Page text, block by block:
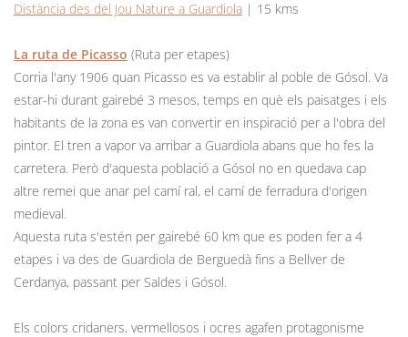
Distància des del Jou Nature a Guardiola | 15 kms
La ruta de Picasso (Ruta per etapes)
Corria l'any 1906 quan Picasso es va establir al poble de Gósol. Va
estar-hi durant gairebé 3 mesos, temps en què els paisatges i els
habitants de la zona es van convertir en inspiració per a l'obra del
pintor. El tren a vapor va arribar a Guardiola abans que ho fes la
carretera. Però d'aquesta població a Gósol no en quedava cap
altre remei que anar pel camí ral, el camí de ferradura d'origen
medieval.
Aquesta ruta s'estén per gairebé 60 km que es poden fer a 4
etapes i va des de Guardiola de Berguedà fins a Bellver de
Cerdanya, passant per Saldes i Gósol.
Els colors cridaners, vermellosos i ocres agafen protagonisme